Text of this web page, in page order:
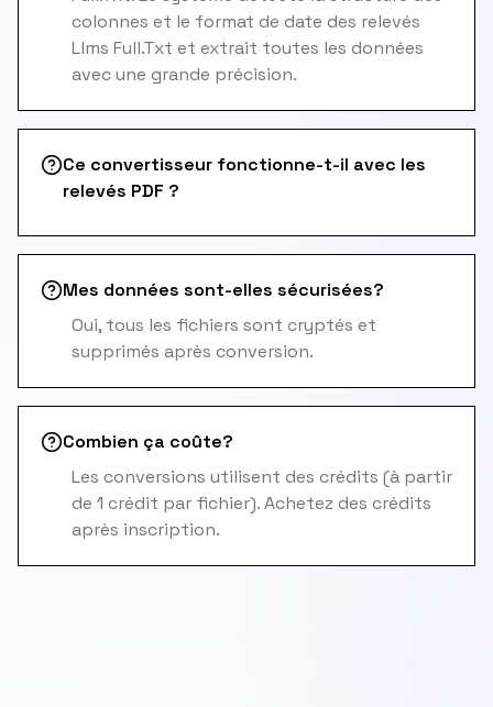
colonnes et le format de date des relevés
Llms Full.Txt et extrait toutes les données
avec une grande précision.
Ce convertisseur fonctionne-t-il avec les
relevés PDF ?
Mes données sont-elles sécurisées?
Oui, tous les fichiers sont cryptés et
supprimés après conversion.
Combien ça coûte?
Les conversions utilisent des crédits (à partir
de 1 crédit par fichier). Achetez des crédits
après inscription.